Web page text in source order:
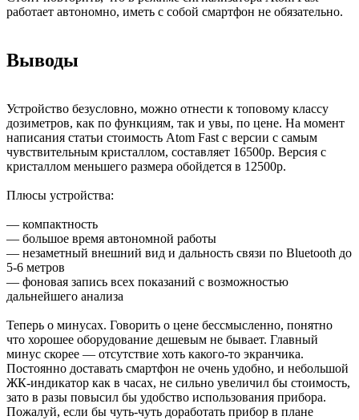
работает автономно, иметь с собой смартфон не обязательно.
Выводы
Устройство безусловно, можно отнести к топовому классу
дозиметров, как по функциям, так и увы, по цене. На момент
написания статьи стоимость Atom Fast с версии с самым
чувствительным кристаллом, составляет 16500р. Версия с
кристаллом меньшего размера обойдется в 12500р.
Плюсы устройства:
— компактность
— большое время автономной работы
— незаметный внешний вид и дальность связи по Bluetooth до
5-6 метров
— фоновая запись всех показаний с возможностью
дальнейшего анализа
Теперь о минусах. Говорить о цене бессмысленно, понятно
что хорошее оборудование дешевым не бывает. Главный
минус скорее — отсутствие хоть какого-то экранчика.
Постоянно доставать смартфон не очень удобно, и небольшой
ЖК-индикатор как в часах, не сильно увеличил бы стоимость,
зато в разы повысил бы удобство использования прибора.
Пожалуй, если бы чуть-чуть доработать прибор в плане